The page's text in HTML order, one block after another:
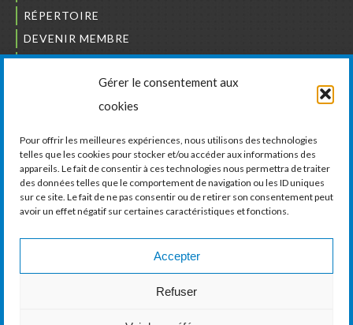
Gérer le consentement aux
cookies
Pour offrir les meilleures expériences, nous utilisons des technologies
telles que les cookies pour stocker et/ou accéder aux informations des
appareils. Le fait de consentir à ces technologies nous permettra de traiter
des données telles que le comportement de navigation ou les ID uniques
sur ce site. Le fait de ne pas consentir ou de retirer son consentement peut
avoir un effet négatif sur certaines caractéristiques et fonctions.
Accepter
Refuser
RÉPERTOIRE
DEVENIR MEMBRE
NOUS JOINDRE
L’ORDRE DES BÂTISSEURS
LA CHAMBRE DE COMMERCE ET D’INDUSTRIE
DE VAUDREUIL-SOULANGES
11, boul. de la Cité-des-Jeunes, Suite 201